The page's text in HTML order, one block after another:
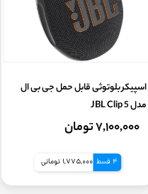
اسپیکر بلوتوثی قابل حمل جی بی ال
مدل JBL Clip 5
۷,۱۰۰,۰۰۰ تومان
4 قسط 1,775,000 تومانی